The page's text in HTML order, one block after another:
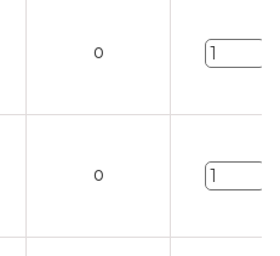
0
0